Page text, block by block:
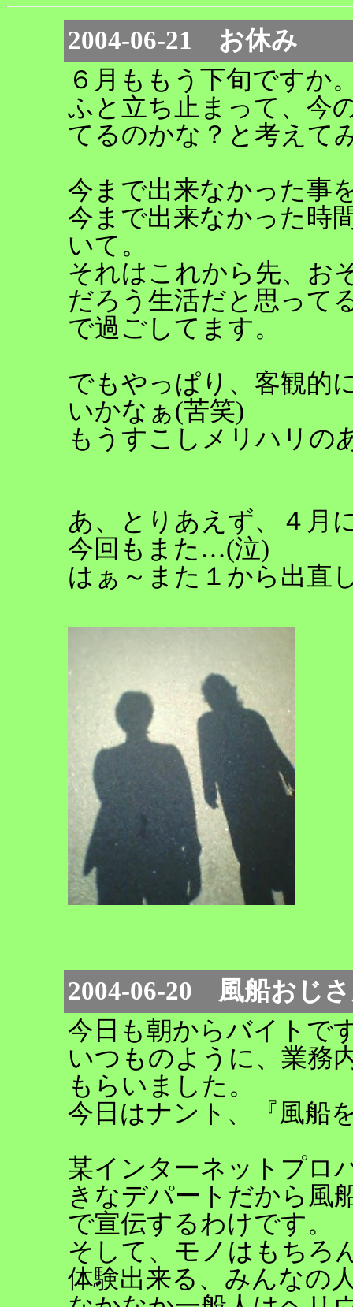
2004-06-21 お休み
６月ももう下旬ですか
ふと立ち止まって、今
てるのかな？と考えて
今まで出来なかった事
今まで出来なかった時
いて。
それはこれから先、お
だろう生活だと思って
で過ごしてます。
でもやっぱり、客観的
いかなぁ(苦笑)
もうすこしメリハリの
あ、とりあえず、４月
今回もまた…(泣)
はぁ～また１から出直
2004-06-20 風船おじ
今日も朝からバイトで
いつものように、業務
もらいました。
今日はナント、『風船
某インターネットプロ
きなデパートだから風
で宣伝するわけです。
そして、モノはもちろ
体験出来る、みんなの